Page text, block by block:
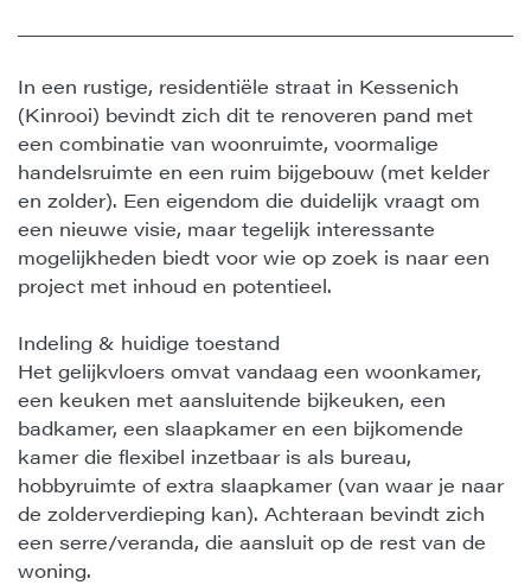
In een rustige, residentiële straat in Kessenich
(Kinrooi) bevindt zich dit te renoveren pand met
een combinatie van woonruimte, voormalige
handelsruimte en een ruim bijgebouw (met kelder
en zolder). Een eigendom die duidelijk vraagt om
een nieuwe visie, maar tegelijk interessante
mogelijkheden biedt voor wie op zoek is naar een
project met inhoud en potentieel.
Indeling & huidige toestand
Het gelijkvloers omvat vandaag een woonkamer,
een keuken met aansluitende bijkeuken, een
badkamer, een slaapkamer en een bijkomende
kamer die flexibel inzetbaar is als bureau,
hobbyruimte of extra slaapkamer (van waar je naar
de zolderverdieping kan). Achteraan bevindt zich
een serre/veranda, die aansluit op de rest van de
woning.